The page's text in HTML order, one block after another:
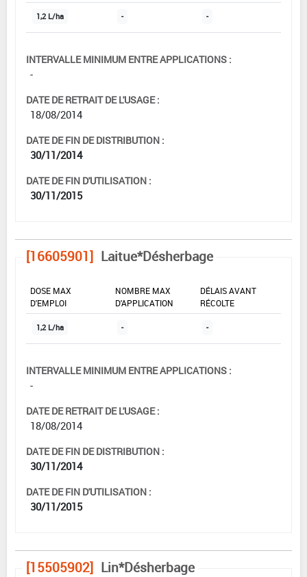
1,2 L/ha - -
INTERVALLE MINIMUM ENTRE APPLICATIONS :
-
DATE DE RETRAIT DE L'USAGE :
18/08/2014
DATE DE FIN DE DISTRIBUTION :
30/11/2014
DATE DE FIN D'UTILISATION :
30/11/2015
[16605901] Laitue*Désherbage
DOSE MAX
D'EMPLOI
NOMBRE MAX
D'APPLICATION
DÉLAIS AVANT
RÉCOLTE
1,2 L/ha - -
INTERVALLE MINIMUM ENTRE APPLICATIONS :
-
DATE DE RETRAIT DE L'USAGE :
18/08/2014
DATE DE FIN DE DISTRIBUTION :
30/11/2014
DATE DE FIN D'UTILISATION :
30/11/2015
[15505902] Lin*Désherbage